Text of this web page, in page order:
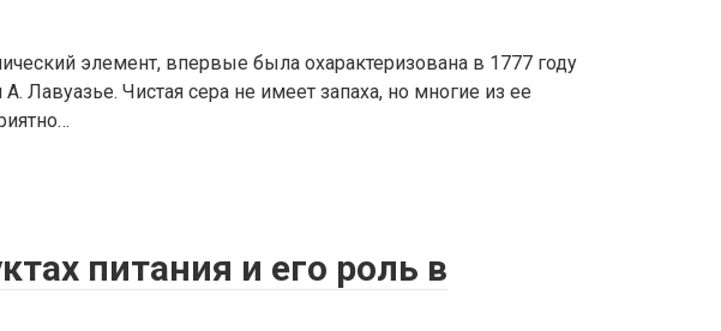
элемент, впервые была охарактеризована в 1777 году
Лавуазье. Чистая сера не имеет запаха, но многие из ее
питания и его роль в